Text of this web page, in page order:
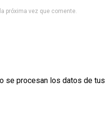
próxima vez que comente.
se procesan los datos de tus